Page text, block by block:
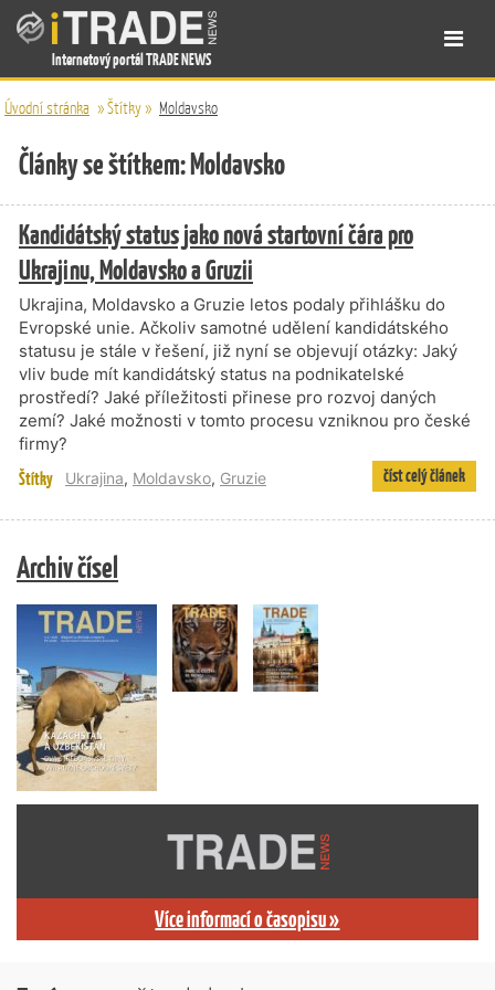
Internetový portál TRADE NEWS
Úvodní stránka »Štítky» Moldavsko
Články se štítkem: Moldavsko
Kandidátský status jako nová startovní čára pro
Ukrajinu, Moldavsko a Gruzii
Ukrajina, Moldavsko a Gruzie letos podaly přihlášku do
Evropské unie. Ačkoliv samotné udělení kandidátského
statusu je stále v řešení, již nyní se objevují otázky: Jaký
vliv bude mít kandidátský status na podnikatelské
prostředí? Jaké příležitosti přinese pro rozvoj daných
zemí? Jaké možnosti v tomto procesu vzniknou pro české
firmy?
Štítky Ukrajina, Moldavsko, Gruzie číst celý článek
Archiv čísel
Více informací o časopisu »